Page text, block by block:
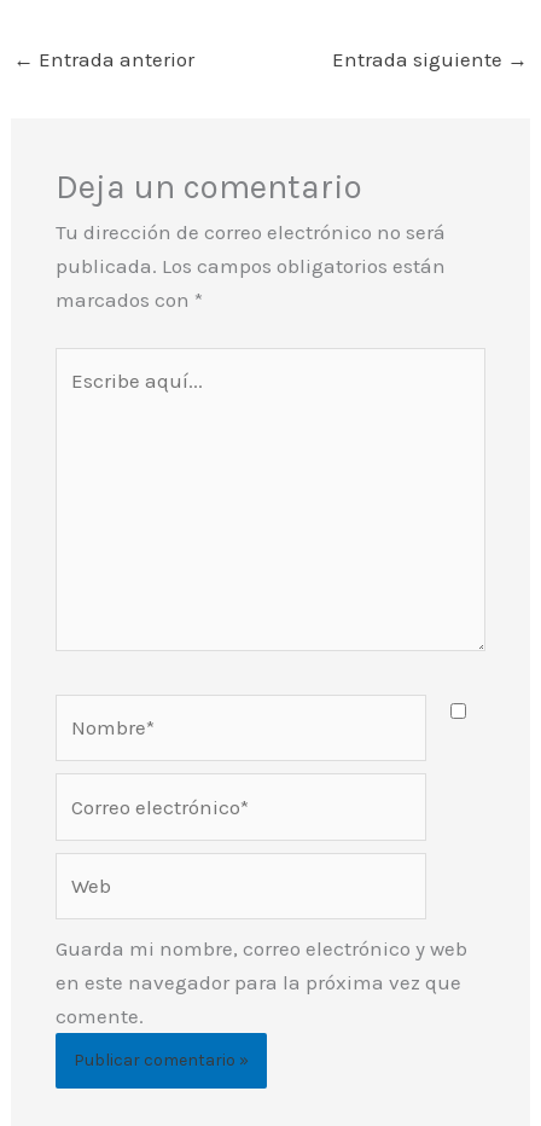
← Entrada anterior Entrada siguiente →
Deja un comentario
Tu dirección de correo electrónico no será
publicada. Los campos obligatorios están
marcados con *
Guarda mi nombre, correo electrónico y web
en este navegador para la próxima vez que
comente.